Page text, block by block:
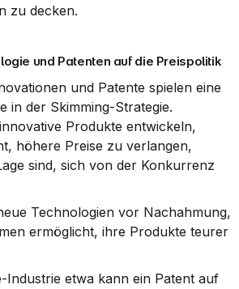
zu decken.
und Patenten auf die Preispolitik
und Patente spielen eine
in der Skimming-Strategie.
Produkte entwickeln,
höhere Preise zu verlangen,
sind, sich von der Konkurrenz
Technologien vor Nachahmung,
ermöglicht, ihre Produkte teurer
Industrie etwa kann ein Patent auf